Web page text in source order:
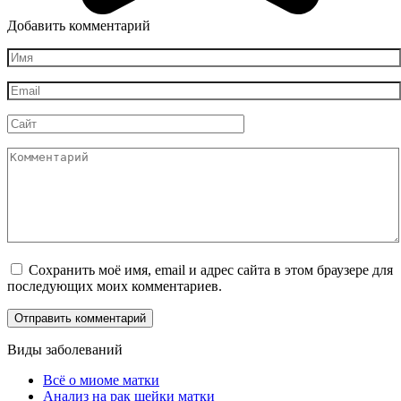
Добавить комментарий
Имя
*
Email
*
Сайт
Комментарий
Сохранить моё имя, email и адрес сайта в этом браузере для
последующих моих комментариев.
Виды заболеваний
Всё о миоме матки
Анализ на рак шейки матки